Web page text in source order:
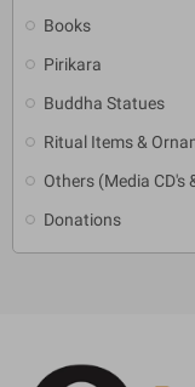
Books
Pirikara
Buddha Statues
Ritual Items &
Others (Media CD's
Donations